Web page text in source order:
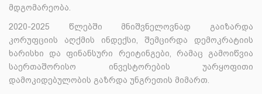
მდგომარეობა.
2020-2025 წლებში მნიშვნელოვნად გაიზარდა
კორუფციის აღქმის ინდექსი, შემცირდა დემოკრატიის
ხარისხი და ფინანსური რეიტინგები, რამაც გამოიწვია
საერთაშორისო ინვესტორების უარყოფითი
დამოკიდებულობის გაზრდა უნგრეთის მიმართ.